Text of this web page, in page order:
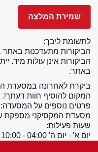
לתשומת ליבך:
הביקורות מתעדכנות באתר בימי
הביקורות אינן עולות מיד.
באתר.
ביקרת לאחרונה במסעדת
המקום להוסיף חוות דעתך!.
פרטים נוספים על המסעדה:
מסעדת המקסיקני מספקת
שעות פעילות:
יום א' - יום ה' 04:00 - 10:00